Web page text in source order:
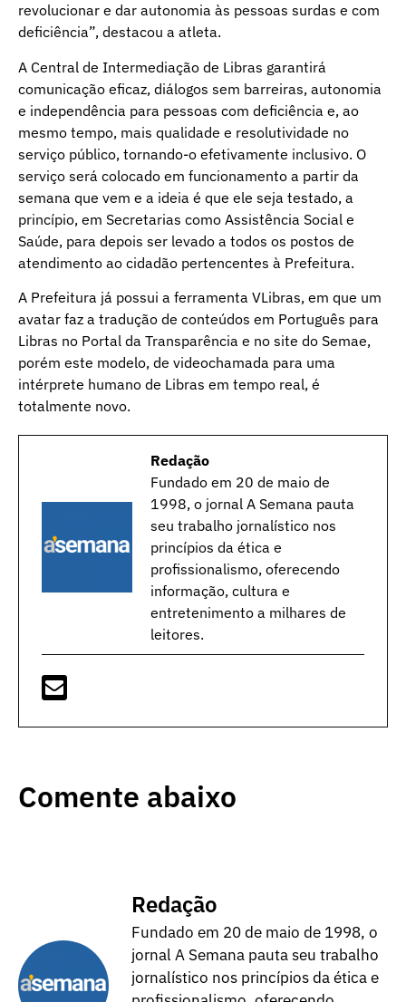
revolucionar e dar autonomia às pessoas surdas e com
deficiência”, destacou a atleta.
A Central de Intermediação de Libras garantirá
comunicação eficaz, diálogos sem barreiras, autonomia
e independência para pessoas com deficiência e, ao
mesmo tempo, mais qualidade e resolutividade no
serviço público, tornando-o efetivamente inclusivo. O
serviço será colocado em funcionamento a partir da
semana que vem e a ideia é que ele seja testado, a
princípio, em Secretarias como Assistência Social e
Saúde, para depois ser levado a todos os postos de
atendimento ao cidadão pertencentes à Prefeitura.
A Prefeitura já possui a ferramenta VLibras, em que um
avatar faz a tradução de conteúdos em Português para
Libras no Portal da Transparência e no site do Semae,
porém este modelo, de videochamada para uma
intérprete humano de Libras em tempo real, é
totalmente novo.
Redação
Fundado em 20 de maio de
1998, o jornal A Semana pauta
seu trabalho jornalístico nos
princípios da ética e
profissionalismo, oferecendo
informação, cultura e
entretenimento a milhares de
leitores.
Comente abaixo
Redação
Fundado em 20 de maio de 1998, o
jornal A Semana pauta seu trabalho
jornalístico nos princípios da ética e